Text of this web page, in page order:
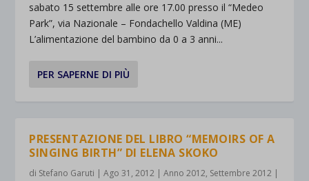
sabato 15 settembre alle ore 17.00 presso il “Medeo
Park”, via Nazionale – Fondachello Valdina (ME)
L’alimentazione del bambino da 0 a 3 anni...
PER SAPERNE DI PIÙ
PRESENTAZIONE DEL LIBRO “MEMOIRS OF A
SINGING BIRTH” DI ELENA SKOKO
di Stefano Garuti |Ago 31, 2012 |Anno 2012, Settembre 2012 |